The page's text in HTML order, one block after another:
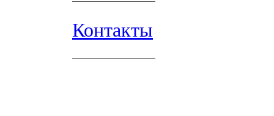
Контакты